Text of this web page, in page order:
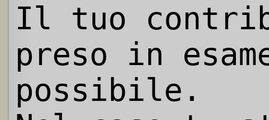
Il tuo
preso in
possibile.